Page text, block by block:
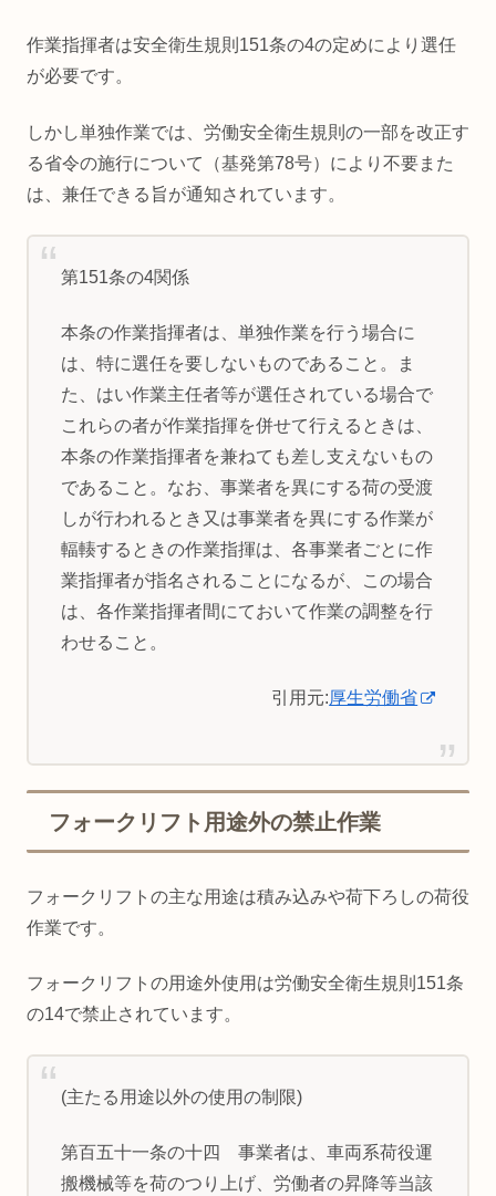
作業指揮者は安全衛生規則151条の4の定めにより選任
が必要です。
しかし単独作業では、労働安全衛生規則の一部を改正す
る省令の施行について（基発第78号）により不要また
は、兼任できる旨が通知されています。
第151条の4関係
本条の作業指揮者は、単独作業を行う場合に
は、特に選任を要しないものであること。ま
た、はい作業主任者等が選任されている場合で
これらの者が作業指揮を併せて行えるときは、
本条の作業指揮者を兼ねても差し支えないもの
であること。なお、事業者を異にする荷の受渡
しが行われるとき又は事業者を異にする作業が
輻輳するときの作業指揮は、各事業者ごとに作
業指揮者が指名されることになるが、この場合
は、各作業指揮者間にておいて作業の調整を行
わせること。
引用元:厚生労働省
フォークリフト用途外の禁止作業
フォークリフトの主な用途は積み込みや荷下ろしの荷役
作業です。
フォークリフトの用途外使用は労働安全衛生規則151条
の14で禁止されています。
(主たる用途以外の使用の制限)
第百五十一条の十四 事業者は、車両系荷役運
搬機械等を荷のつり上げ、労働者の昇降等当該